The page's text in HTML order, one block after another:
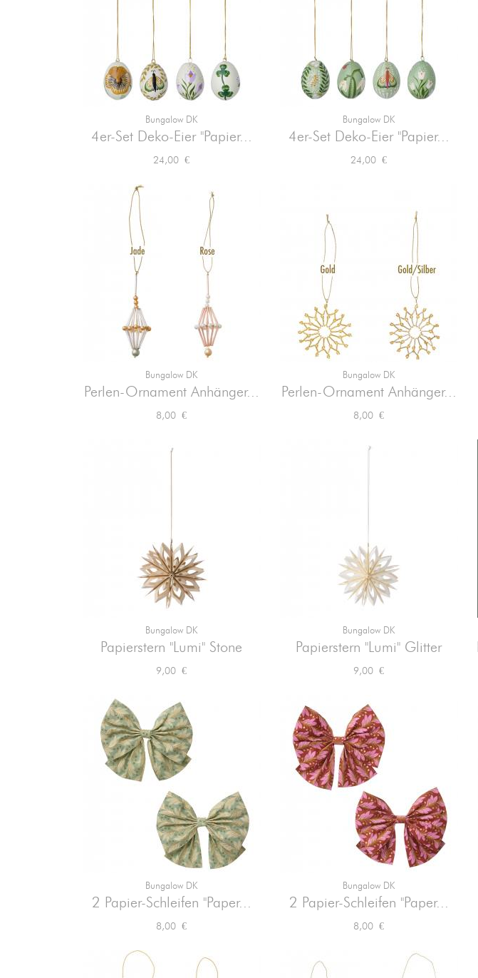
Bungalow DK
4er-Set Deko-Eier "Papier...
Preis
24,00 €
Vorschau
Bungalow DK
4er-Set Deko-Eier "Papier...
Preis
24,00 €
Vorschau
Bungalow DK
Perlen-Ornament Anhänger...
Preis
8,00 €
Vorschau
Bungalow DK
Perlen-Ornament Anhänger...
Preis
8,00 €
Vorschau
Bungalow DK
Papierstern "Lumi" Stone
Preis
9,00 €
Vorschau
Bungalow DK
Papierstern "Lumi" Glitter
Preis
9,00 €
Vorschau
Bungalow DK
2 Papier-Schleifen "Paper...
Preis
8,00 €
Vorschau
Bungalow DK
2 Papier-Schleifen "Paper...
Preis
8,00 €
Vorschau